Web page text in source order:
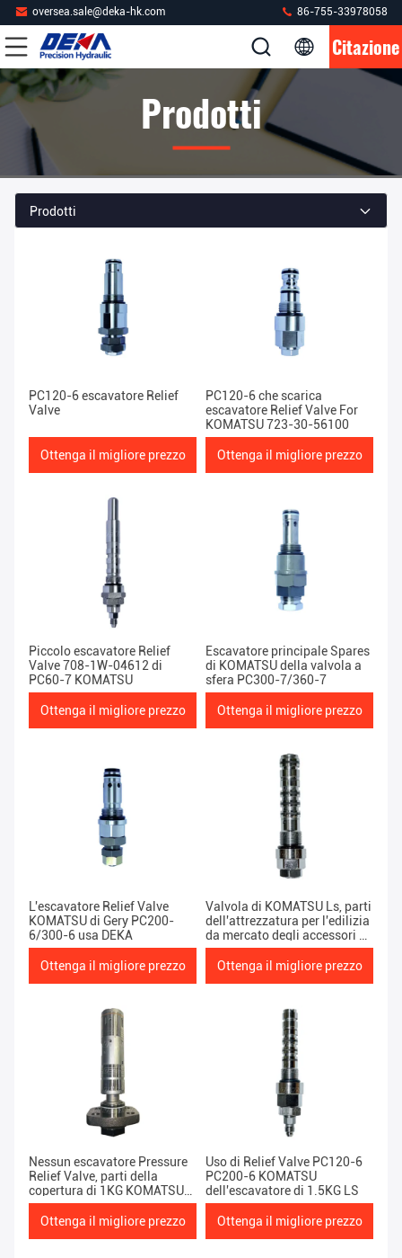
oversea.sale@deka-hk.com 86-755-33978058
Citazione
Prodotti
Prodotti
PC120-6 escavatore Relief
Valve
Ottenga il migliore prezzo
PC120-6 che scarica
escavatore Relief Valve For
KOMATSU 723-30-56100
Ottenga il migliore prezzo
Piccolo escavatore Relief
Valve 708-1W-04612 di
PC60-7 KOMATSU
Ottenga il migliore prezzo
Escavatore principale Spares
di KOMATSU della valvola a
sfera PC300-7/360-7
Ottenga il migliore prezzo
L'escavatore Relief Valve
KOMATSU di Gery PC200-
6/300-6 usa DEKA
Ottenga il migliore prezzo
Valvola di KOMATSU Ls, parti
dell'attrezzatura per l'edilizia
da mercato degli accessori di
PC300-7 PC360-7
Ottenga il migliore prezzo
Nessun escavatore Pressure
Relief Valve, parti della
copertura di 1KG KOMATSU
Pc200
Ottenga il migliore prezzo
Uso di Relief Valve PC120-6
PC200-6 KOMATSU
dell'escavatore di 1.5KG LS
Ottenga il migliore prezzo